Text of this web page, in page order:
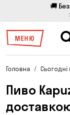
🚚
МЕНЮ
Головна
Пиво